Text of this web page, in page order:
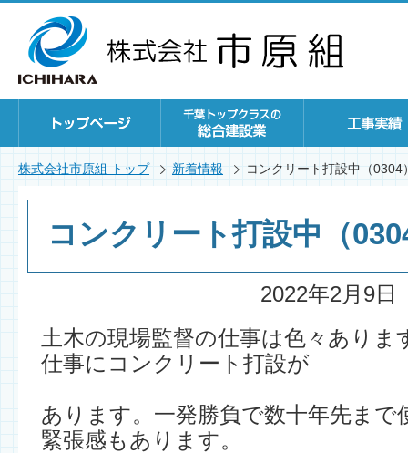
株式会社市原組 トップ 新着情報 コンクリート打設中（0304
コンクリート打設中（
2022年2月9日
土木の現場監督の仕事は色々ありま
仕事にコンクリート打設が
あります。一発勝負で数十年先ま
緊張感もあります。